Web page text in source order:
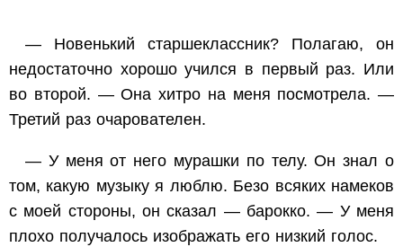
— Новенький старшеклассник? Полагаю, он
недостаточно хорошо учился в первый раз. Или
во второй. — Она хитро на меня посмотрела. —
Третий раз очарователен.
— У меня от него мурашки по телу. Он знал о
том, какую музыку я люблю. Безо всяких намеков
с моей стороны, он сказал — барокко. — У меня
плохо получалось изображать его низкий голос.